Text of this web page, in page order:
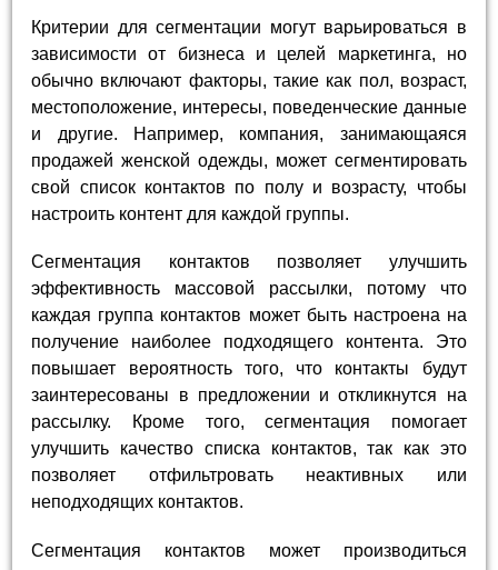
Критерии для сегментации могут варьироваться в
зависимости от бизнеса и целей маркетинга, но
обычно включают факторы, такие как пол, возраст,
местоположение, интересы, поведенческие данные
и другие. Например, компания, занимающаяся
продажей женской одежды, может сегментировать
свой список контактов по полу и возрасту, чтобы
настроить контент для каждой группы.
Сегментация контактов позволяет улучшить
эффективность массовой рассылки, потому что
каждая группа контактов может быть настроена на
получение наиболее подходящего контента. Это
повышает вероятность того, что контакты будут
заинтересованы в предложении и откликнутся на
рассылку. Кроме того, сегментация помогает
улучшить качество списка контактов, так как это
позволяет отфильтровать неактивных или
неподходящих контактов.
Сегментация контактов может производиться